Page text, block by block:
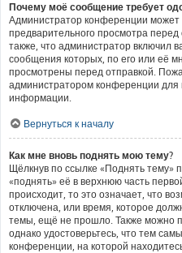
Почему моё сообщение требует
Администратор конференции
предварительного просмотра
также, что администратор включил
сообщения которых, по его или её
просмотрены перед отправкой.
администратором конференции для
информации.
Вернуться к началу
Как мне вновь поднять мою тему?
Щёлкнув по ссылке «Поднять тему»
«поднять» её в верхнюю часть
происходит, то это означает, что
отключена, или время, которое
темы, ещё не прошло. Также можно
однако удостоверьтесь, что тем
конференции, на которой